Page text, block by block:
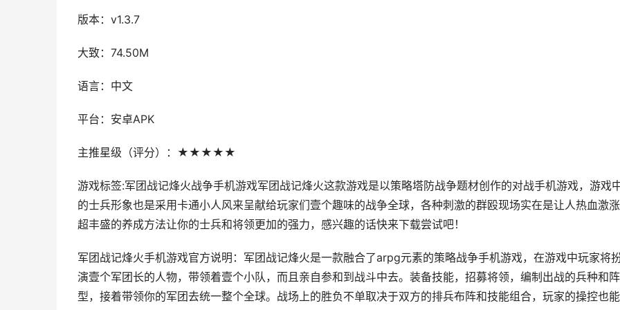
版本：v1.3.7
大致：74.50M
语言：中文
平台：安卓APK
主推星级（评分）：★★★★★
游戏标签:军团战记烽火战争手机游戏军团战记烽火这款游戏是以策略塔防战争题材创作的对战手机游戏，游戏
的士兵形象也是采用卡通小人风来呈献给玩家们壹个趣味的战争全球，各种刺激的群殴现场实在是让人热血激涨
超丰盛的养成方法让你的士兵和将领更加的强力，感兴趣的话快来下载尝试吧！
军团战记烽火手机游戏官方说明：军团战记烽火是一款融合了arpg元素的策略战争手机游戏，在游戏中玩家将
演壹个军团长的人物，带领着壹个小队，而且亲自参和到战斗中去。装备技能，招募将领，编制出战的兵种和阵
型，接着带领你的军团去统一整个全球。战场上的胜负不单取决于双方的排兵布阵和技能组合，玩家的操控也